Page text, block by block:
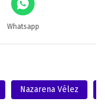
Whatsapp
Nazarena Vélez